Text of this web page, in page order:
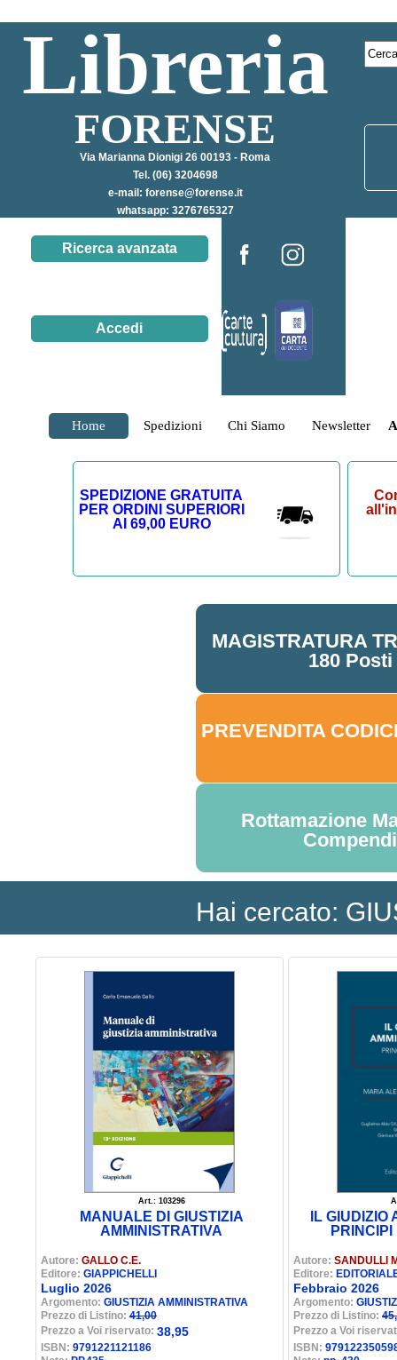
Libreria
FORENSE
Via Marianna Dionigi 26 00193 - Roma
Tel. (06) 3204698
e-mail: forense@forense.it
whatsapp: 3276765327
Ricerca avanzata
Accedi
Home Spedizioni Chi Siamo Newsletter
SPEDIZIONE GRATUITA
PER ORDINI SUPERIORI
AI 69,00 EURO
MAGISTRATURA
180 Posti
PREVENDITA
Rottamazione
Compendi
Hai cercato:
Art.: 103296
MANUALE DI GIUSTIZIA
AMMINISTRATIVA
Autore: GALLO C.E.
Editore: GIAPPICHELLI
Luglio 2026
Argomento: GIUSTIZIA AMMINISTRATIVA
Prezzo di Listino: 41,00
Prezzo a Voi riservato: 38,95
ISBN: 9791221121186
IL GIUDIZIO
PRINCIPI
Autore: SANDULLI
Editore:
Febbraio 2026
Argomento:
Prezzo di Listino:
Prezzo a Voi
ISBN: